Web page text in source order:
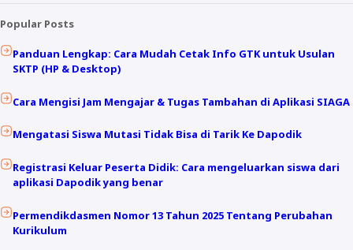
Popular Posts
Panduan Lengkap: Cara Mudah Cetak Info GTK untuk Usulan
SKTP (HP & Desktop)
Cara Mengisi Jam Mengajar & Tugas Tambahan di Aplikasi SIAGA
Mengatasi Siswa Mutasi Tidak Bisa di Tarik Ke Dapodik
Registrasi Keluar Peserta Didik: Cara mengeluarkan siswa dari
aplikasi Dapodik yang benar
Permendikdasmen Nomor 13 Tahun 2025 Tentang Perubahan
Kurikulum